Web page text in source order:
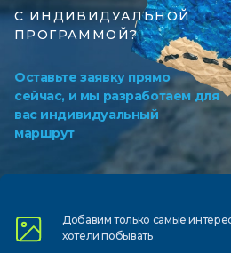
С ИНДИВИДУАЛЬНОЙ
ПРОГРАММОЙ?
Оставьте заявку прямо
сейчас, и мы разработаем для
вас индивидуальный
маршрут
Добавим только самые
хотели побывать